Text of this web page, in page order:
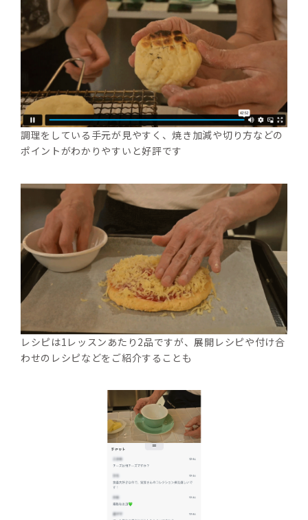
調理をしている手元が見やすく、焼き加減や切り方などの
ポイントがわかりやすいと好評です
レシピは1レッスンあたり2品ですが、展開レシピや付け合
わせのレシピなどをご紹介することも